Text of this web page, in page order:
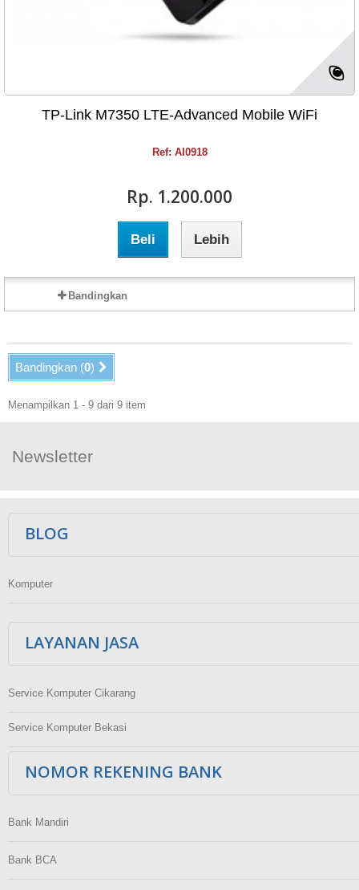
TP-Link M7350 LTE-Advanced Mobile WiFi
Ref: AI0918
Rp‎. 1.200.000
Beli Lebih
Bandingkan
Bandingkan (0)
Menampilkan 1 - 9 dari 9 item
Newsletter
BLOG
Komputer
LAYANAN JASA
Service Komputer Cikarang
Service Komputer Bekasi
NOMOR REKENING BANK
Bank Mandiri
Bank BCA